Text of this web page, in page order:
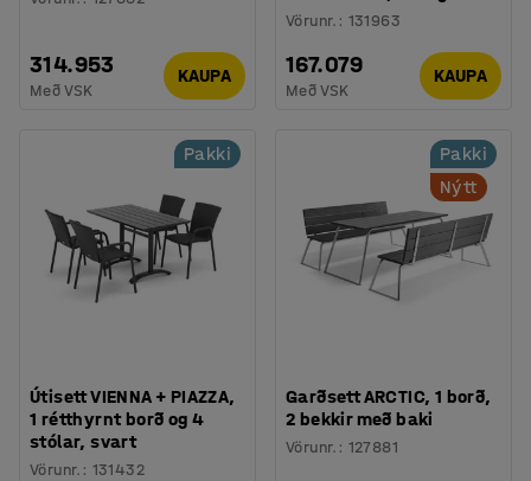
314.953
Með VSK
KAUPA
Vörunr. : 131963
167.079
Með VSK
KAUPA
Pakki
Útisett VIENNA + PIAZZA,
1 rétthyrnt borð og 4
stólar, svart
Vörunr. : 131432
Pakki
Nýtt
Garðsett ARCTIC, 1 borð,
2 bekkir með baki
Vörunr. : 127881